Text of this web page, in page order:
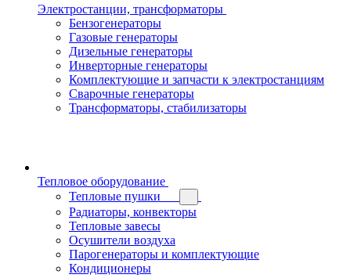
Электростанции, трансформаторы
Бензогенераторы
Газовые генераторы
Дизельные генераторы
Инверторные генераторы
Комплектующие и запчасти к электростанциям
Сварочные генераторы
Трансформаторы, стабилизаторы
Тепловое оборудование
Тепловые пушки
Радиаторы, конвекторы
Тепловые завесы
Осушители воздуха
Парогенераторы и комплектующие
Кондиционеры